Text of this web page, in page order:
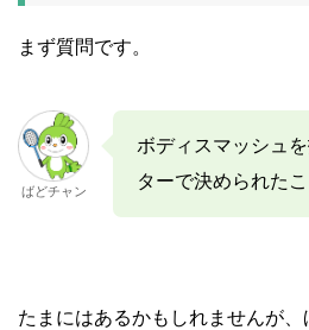
まず質問です。
ばどチャン
ボディスマッシュ
ターで決められた
たまにはあるかもしれませんが、